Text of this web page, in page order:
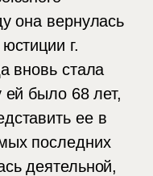
она вернулась
г.
вновь стала
ей было 68 лет,
ее в
последних
деятельной,